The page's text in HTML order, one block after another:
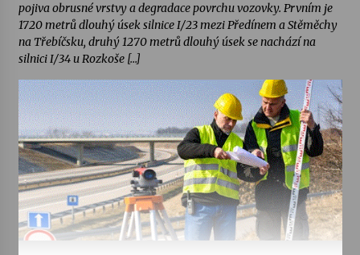
pojiva obrusné vrstvy a degradace povrchu vozovky. Prvním je
1720 metrů dlouhý úsek silnice I/23 mezi Předínem a Stěměchy
na Třebíčsku, druhý 1270 metrů dlouhý úsek se nachází na
silnici I/34 u Rozkoše […]